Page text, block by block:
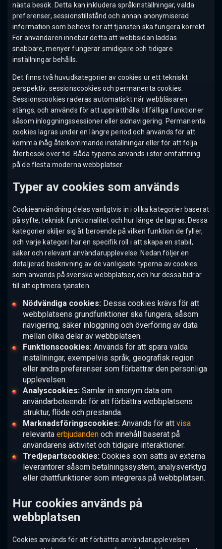
nästa besök. Detta kan inkludera språkinställningar, valda
preferenser, sessionstillstånd och annan anonymiserad
information som behövs för att tjänsten ska fungera korrekt.
För användaren innebär detta att webbsidan laddas
snabbare, menyer fungerar smidigare och tidigare
inställningar behålls.
Det finns två huvudkategorier av cookies ur ett tekniskt
perspektiv: sessionscookies och permanenta cookies.
Sessionscookies raderas automatiskt när webbläsaren
stängs, och används för att upprätthålla tillfälliga funktioner
såsom inloggningssessioner eller sidnavigering. Permanenta
cookies lagras under en längre period och används för att
komma ihåg återkommande inställningar eller för att följa
återbesök över tid. Båda typerna används i stor omfattning
på de flesta moderna webbplatser.
Typer av cookies som används
Cookieanvändning delas vanligtvis in i olika kategorier baserat
på syfte, teknisk funktionalitet och hur länge de lagras. Dessa
kategorier skiljer sig åt beroende på vilken funktion de fyller,
och varje kategori har en specifik roll i att skapa en stabil,
säker och relevant användarupplevelse. Nedan följer en
detaljerad beskrivning av de vanligaste typerna av cookies
som används på svenska webbplatser, och hur dessa bidrar
till att optimera tjänsten.
Nödvändiga cookies:Dessa cookies krävs för att
webbplatsens grundfunktioner ska fungera, såsom
navigering, säker inloggning och överföring av data
mellan olika delar av webbplatsen.
Funktionscookies:Används för att spara valda
inställningar, exempelvis språk, geografisk region
eller andra preferenser som förbättrar den personliga
upplevelsen.
Analyscookies:Samlar in anonym data om
användarbeteende för att förbättra webbplatsens
struktur, flöde och prestanda.
Marknadsföringscookies:Används för att visa
relevanta erbjudandenoch innehåll baserat på
användarens aktivitet och tidigare interaktioner.
Tredjepartscookies:Cookies som sätts av externa
leverantörer såsom betalningssystem, analysverktyg
eller chattfunktioner som integreras på webbplatsen.
Hur cookies används på
webbplatsen
Cookies används för att förbättra användarupplevelsen